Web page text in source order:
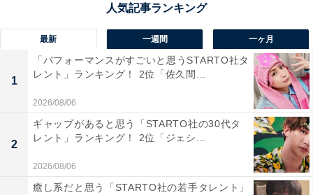
で楽しめる味」（30代女性／秋田県）、「しまねっこが
可愛いから」（30代女性／千葉県）、「見た目も可愛ら
しくお土産に丁度良いと思うからです」（30代女性／宮
城県）といった声が集まりました。
最新 一週間 一ヶ月
1
「パフォーマンスがすごいと思うSTARTO社タ
レント」ランキング！ 2位「佐久間...
2026/08/06
2
ギャップがあると思う「STARTO社の30代タ
レント」ランキング！ 2位「ジェシ...
2026/08/06
癒し系だと思う「STARTO社の若手タレント」